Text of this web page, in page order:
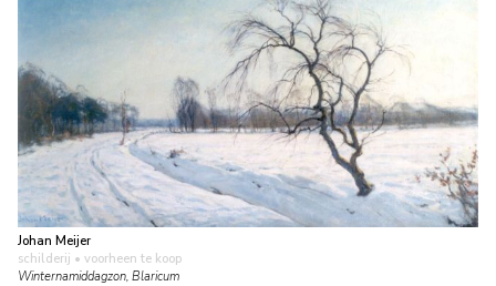
Johan Meijer
schilderij • voorheen te koop
Winternamiddagzon, Blaricum